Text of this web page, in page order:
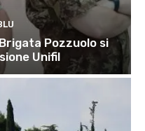
Pozzuolo si
Unifil